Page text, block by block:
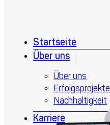
Startseite
Über uns
Über uns
Erfolgsprojekte
Nachhaltigkeit
Karriere